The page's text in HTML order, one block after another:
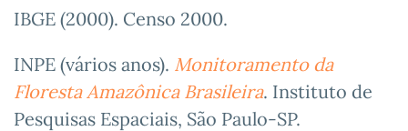
IBGE (2000). Censo 2000.
INPE (vários anos). Monitoramento da
Floresta Amazônica Brasileira. Instituto de
Pesquisas Espaciais, São Paulo-SP.